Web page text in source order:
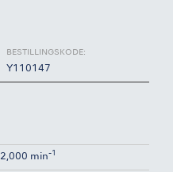
BESTILLINGSKODE:
Y110147
2,000 min-1